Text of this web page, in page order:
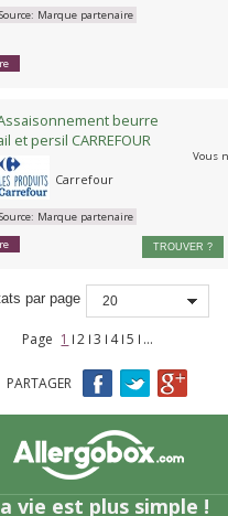
par page 20
Source: Marque partenaire
beurre
et persil CARREFOUR
Carrefour
Source: Marque partenaire
TROUVER ?
Vous
Page 1 2 3 4 5 …
PARTAGER
vie est plus simple !